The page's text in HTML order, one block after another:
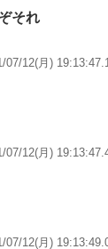
それ
07/12(月)
07/12(月)
07/12(月)